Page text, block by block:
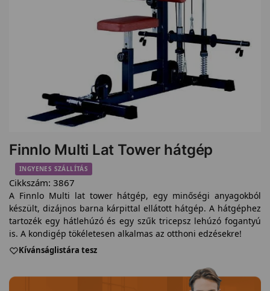
Finnlo Multi Lat Tower hátgép
INGYENES SZÁLLÍTÁS
Cikkszám: 3867
A Finnlo Multi lat tower hátgép, egy minőségi anyagokból
készült, dizájnos barna kárpittal ellátott hátgép. A hátgéphez
tartozék egy hátlehúzó és egy szűk tricepsz lehúzó fogantyú
is. A kondigép tökéletesen alkalmas az otthoni edzésekre!
Kívánságlistára tesz